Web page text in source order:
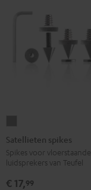
spikes
Titaan
Satellieten spikes
Spikes voor vloerstaande
luidsprekers van Teufel
€ 17,99